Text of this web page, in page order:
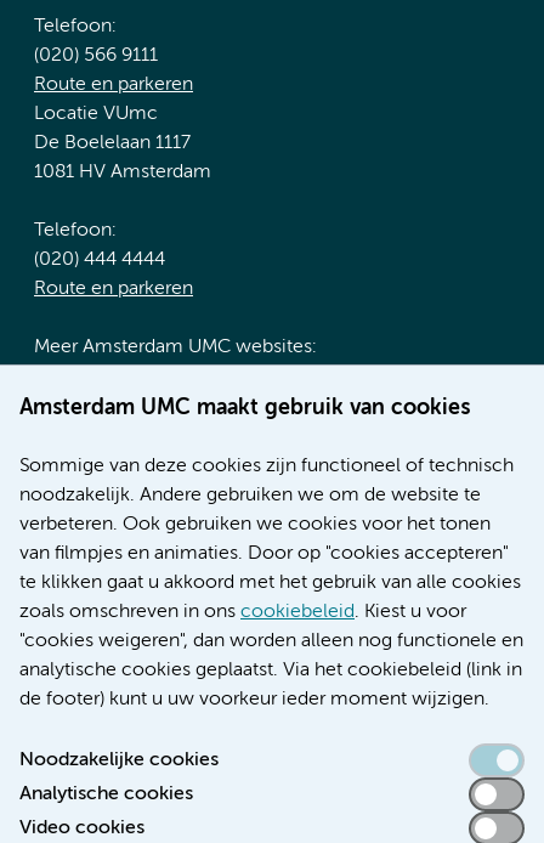
Amsterdam UMC maakt gebruik van cookies
Sommige van deze cookies zijn functioneel of technisch
noodzakelijk. Andere gebruiken we om de website te
verbeteren. Ook gebruiken we cookies voor het tonen
van filmpjes en animaties. Door op "cookies accepteren"
te klikken gaat u akkoord met het gebruik van alle cookies
zoals omschreven in ons cookiebeleid. Kiest u voor
"cookies weigeren", dan worden alleen nog functionele en
analytische cookies geplaatst. Via het cookiebeleid (link in
de footer) kunt u uw voorkeur ieder moment wijzigen.
Noodzakelijke cookies
Analytische cookies
Video cookies
Telefoon:
(020) 566 9111
Route en parkeren
Locatie VUmc
De Boelelaan 1117
1081 HV Amsterdam
Telefoon:
(020) 444 4444
Route en parkeren
Meer Amsterdam UMC websites:
Werken bij Amsterdam UMC
Nieuws
Research
Educatie locatie AMC
Educatie locatie VUmc
Toegankelijkheidsverklaring
Responsible disclosure